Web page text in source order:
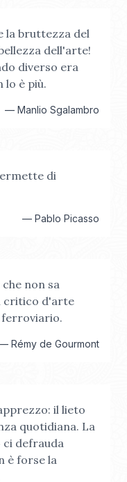
la bruttezza del
dell'arte!
diverso era
lo è più.
— Manlio Sgalambro
di
— Pablo Picasso
non sa
critico d'arte
Rémy de Gourmont
il lieto
quotidiana. La
ci defrauda
è forse la